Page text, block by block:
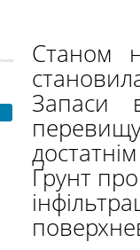
Станом
Запаси
Ґрунт